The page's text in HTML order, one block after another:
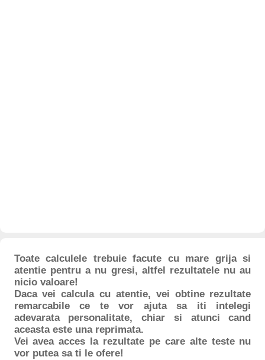
Toate calculele trebuie facute cu mare grija si
atentie pentru a nu gresi, altfel rezultatele nu au
nicio valoare!
Daca vei calcula cu atentie, vei obtine rezultate
remarcabile ce te vor ajuta sa iti intelegi
adevarata personalitate, chiar si atunci cand
aceasta este una reprimata.
Vei avea acces la rezultate pe care alte teste nu
vor putea sa ti le ofere!